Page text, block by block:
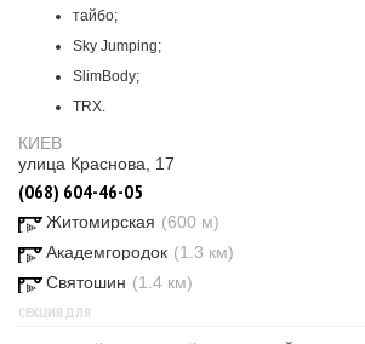
тайбо;
Sky Jumping;
SlimBody;
TRX.
КИЕВ
улица Краснова, 17
(068) 604-46-05
Житомирская (600 м)
Академгородок (1.3 км)
Святошин (1.4 км)
СЕКЦИЯ ДЛЯ